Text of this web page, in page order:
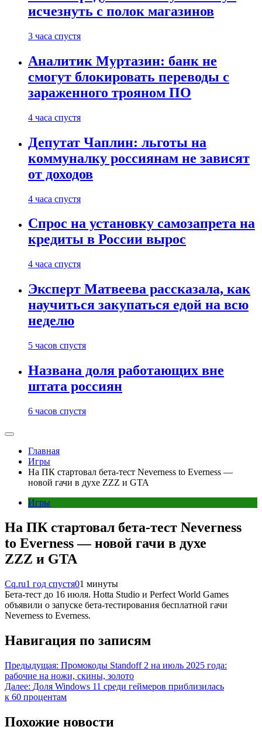
исчезнуть с полок магазинов
3 часа спустя
Аналитик Муртазин: банк не
смогут блокировать переводы с
зараженного трояном ПО
4 часа спустя
Депутат Чаплин: льготы на
коммуналку россиянам не зависят
от доходов
4 часа спустя
Спрос на установку самозапрета на
кредиты в России вырос
4 часа спустя
Эксперт Матвеева рассказала, как
научиться закупаться едой на всю
неделю
5 часов спустя
Названа доля работающих вне
штата россиян
6 часов спустя
Главная
Игры
На ПК стартовал бета-тест Neverness to Everness —
новой гачи в духе ZZZ и GTA
Игры
На ПК стартовал бета-тест Neverness
to Everness — новой гачи в духе
ZZZ и GTA
Cq.ru1 год спустя01 минуты
Бета-тест до 16 июля. Hotta Studio и Perfect World Games
объявили о запуске бета-тестирования бесплатной гачи
Neverness to Everness.
Навигация по записям
Предыдущая: Промокоды Standoff 2 на июль 2025 года:
рабочие на ножи, скины, золото
Далее: Доля Windows 11 среди геймеров приблизилась
к 60 процентам
Похожие новости